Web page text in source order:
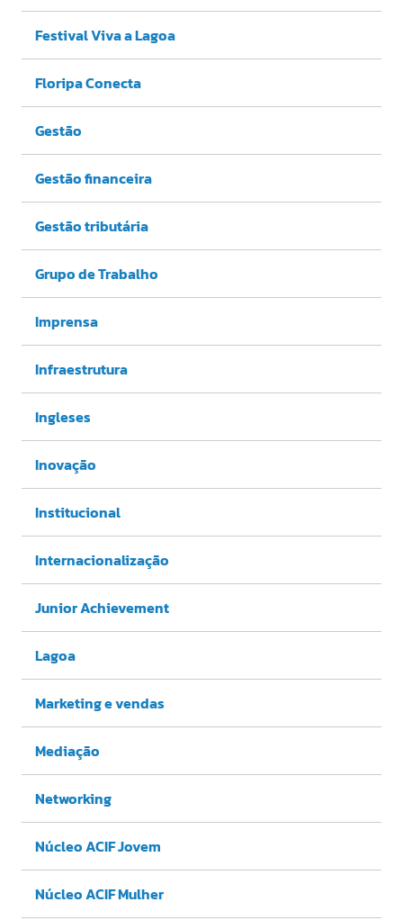
Festival Viva a Lagoa
Floripa Conecta
Gestão
Gestão financeira
Gestão tributária
Grupo de Trabalho
Imprensa
Infraestrutura
Ingleses
Inovação
Institucional
Internacionalização
Junior Achievement
Lagoa
Marketing e vendas
Mediação
Networking
Núcleo ACIF Jovem
Núcleo ACIF Mulher